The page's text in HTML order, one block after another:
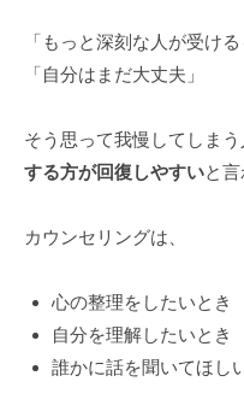
「もっと深刻な人が受ける
「自分はまだ大丈夫」
そう思って我慢してしまう
する方が回復しやすいと言
カウンセリングは、
心の整理をしたいとき
自分を理解したいとき
誰かに話を聞いてほし